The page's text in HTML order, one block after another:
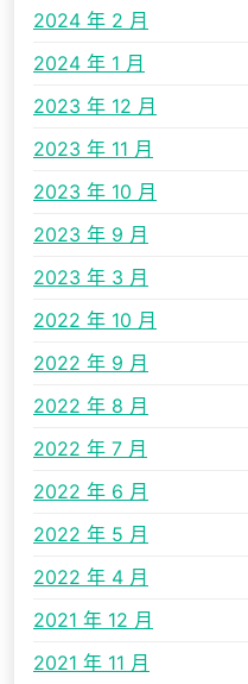
2024 年 2 月
2024 年 1 月
2023 年 12 月
2023 年 11 月
2023 年 10 月
2023 年 9 月
2023 年 3 月
2022 年 10 月
2022 年 9 月
2022 年 8 月
2022 年 7 月
2022 年 6 月
2022 年 5 月
2022 年 4 月
2021 年 12 月
2021 年 11 月